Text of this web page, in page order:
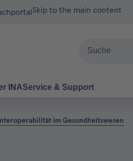
Skip to the main content
Suche
INAService & Support
im Gesundheitswesen